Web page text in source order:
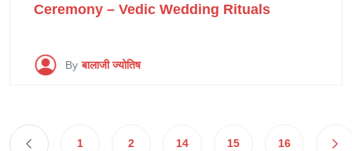
Ceremony – Vedic Wedding Rituals
By बालाजी ज्योतिष
1 2 14 15 16